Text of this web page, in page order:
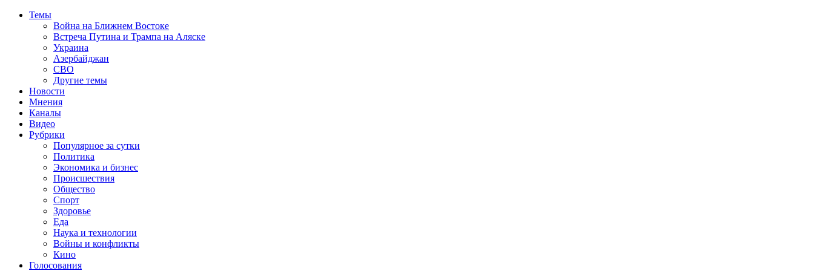
Темы
Война на Ближнем Востоке
Встреча Путина и Трампа на Аляске
Украина
Азербайджан
СВО
Другие темы
Новости
Мнения
Каналы
Видео
Рубрики
Популярное за сутки
Политика
Экономика и бизнес
Происшествия
Общество
Спорт
Здоровье
Еда
Наука и технологии
Войны и конфликты
Кино
Голосования